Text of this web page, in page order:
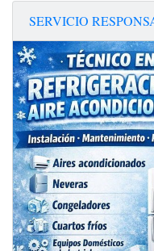
SERVICIO